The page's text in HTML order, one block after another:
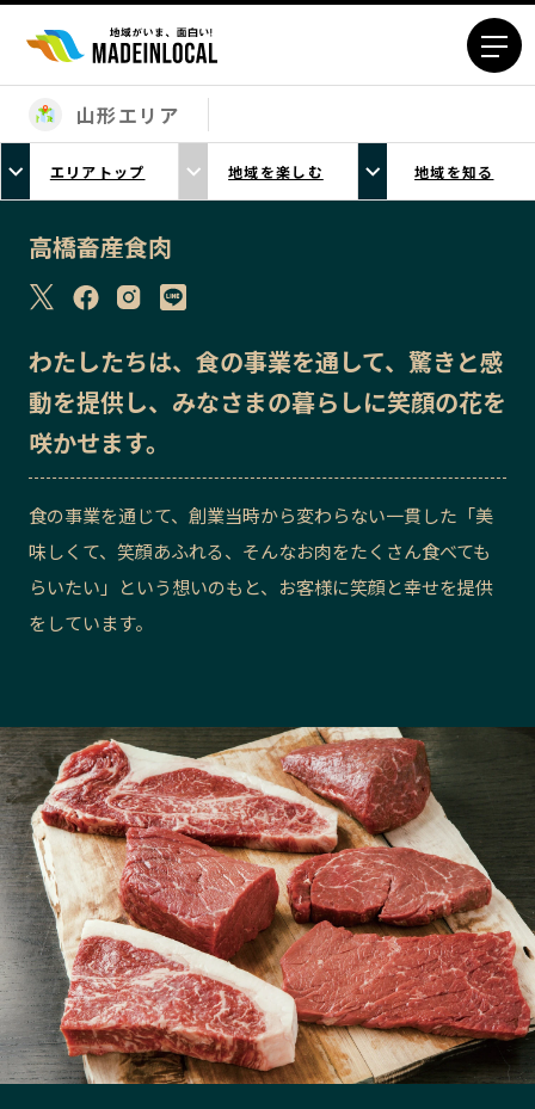
エリアから探す
北海道エリア
青森エリア
岩手エリア
福島エリア
埼玉エリア
千葉エリア
東京23区エリア
多摩エリア
神奈川エリア
福井エリア
山梨エリア
長野エリア
岐阜エリア
静岡エリア
愛知エリア
三重エリア
河内エリア
兵庫エリア
奈良エリア
和歌山エリア
鳥取エリア
島根エリア
岡山エリア
広島エリア
山口エリア
徳島エリア
香川エリア
愛媛エリア
高知エリア
福岡エリア
佐賀エリア
長崎エリア
熊本エリア
大分エリア
宮崎エリア
鹿児島エリア
山形エリア
エリアトップ 地域を楽しむ 地域を知る
高橋畜産食肉
わたしたちは、食の事業を通して、驚きと感
動を提供し、みなさまの暮らしに笑顔の花を
咲かせます。
食の事業を通じて、創業当時から変わらない一貫した「美
味しくて、笑顔あふれる、そんなお肉をたくさん食べても
らいたい」という想いのもと、お客様に笑顔と幸せを提供
をしています。